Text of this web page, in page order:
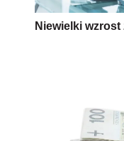
Niewielki